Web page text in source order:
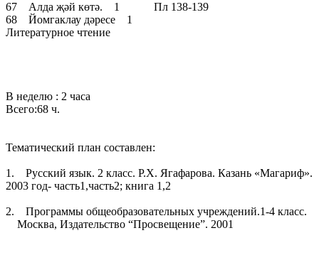
67 Алда җәй көтә. 1 Пл 138-139
68 Йомгаклау дәресе 1
Литературное чтение
В неделю : 2 часа
Всего:68 ч.
Тематический план составлен:
1. Русский язык. 2 класс. Р.Х. Ягафарова. Казань «Магариф».
2003 год- часть1,часть2; книга 1,2
2. Программы общеобразовательных учреждений.1-4 класс.
Москва, Издательство “Просвещение”. 2001